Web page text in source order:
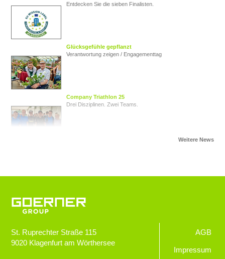
Entdecken Sie die sieben Finalisten.
Glücksgefühle gepflanzt
Verantwortung zeigen / Engagementtag
Company Triathlon 25
Drei Disziplinen. Zwei Teams.
Jugendliche im Blick
Goerner Group unterstützt JUNO
GOERNER Group supportet
St. Ruprechter Straße 115
9020 Klagenfurt am Wörthersee
AGB
Impressum